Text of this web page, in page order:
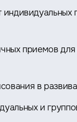
индивидуальных
приемов
в
и